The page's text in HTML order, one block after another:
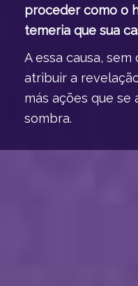
proceder como o
temeria que sua
A essa causa,
atribuir a
más ações que se
sombra.